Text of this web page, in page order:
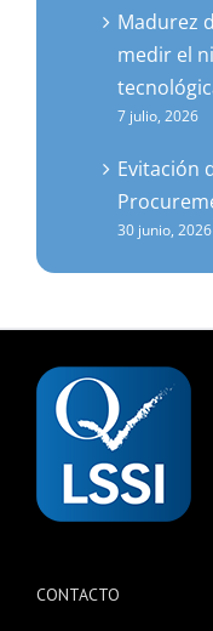
Madurez
medir el
7 julio, 2026
Evitación
30 junio, 2026
CONTACTO